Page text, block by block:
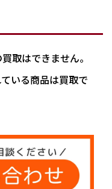
取はできません。
いる商品は買取で